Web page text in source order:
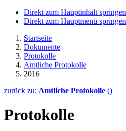
Direkt zum Hauptinhalt springen
Direkt zum Hauptmenü springen
Startseite
Dokumente
Protokolle
Amtliche Protokolle
2016
zurück zu: Amtliche Protokolle ()
Protokolle